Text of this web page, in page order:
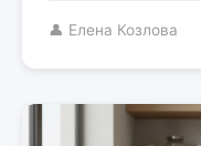
👤 Елена Козлова